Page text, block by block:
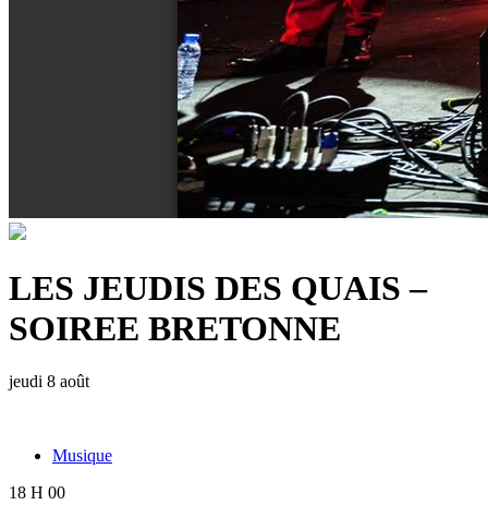
LES JEUDIS DES QUAIS –
SOIREE BRETONNE
jeudi 8 août
Musique
18 H 00